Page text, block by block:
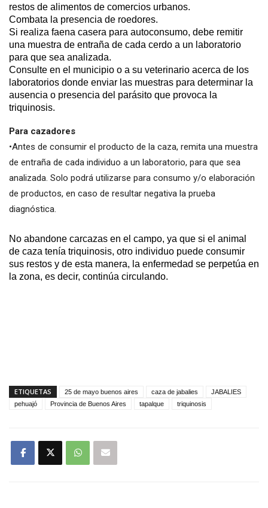
restos de alimentos de comercios urbanos.
Combata la presencia de roedores.
Si realiza faena casera para autoconsumo, debe remitir
una muestra de entraña de cada cerdo a un laboratorio
para que sea analizada.
Consulte en el municipio o a su veterinario acerca de los
laboratorios donde enviar las muestras para determinar la
ausencia o presencia del parásito que provoca la
triquinosis.
Para cazadores
•Antes de consumir el producto de la caza, remita una muestra
de entraña de cada individuo a un laboratorio, para que sea
analizada. Solo podrá utilizarse para consumo y/o elaboración
de productos, en caso de resultar negativa la prueba
diagnóstica.
No abandone carcazas en el campo, ya que si el animal
de caza tenía triquinosis, otro individuo puede consumir
sus restos y de esta manera, la enfermedad se perpetúa en
la zona, es decir, continúa circulando.
ETIQUETAS 25 de mayo buenos aires caza de jabalies
JABALIES
pehuajó
Provincia de Buenos Aires tapalque triquinosis